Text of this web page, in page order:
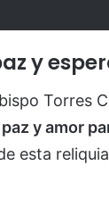
y
Torres
y amor
esta